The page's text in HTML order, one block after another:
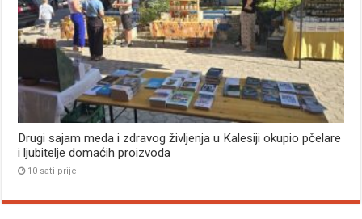
Drugi sajam meda i zdravog življenja u Kalesiji okupio pčelare
i ljubitelje domaćih proizvoda
10 sati prije